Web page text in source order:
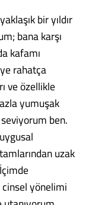
bir yıldır
bana karşı
kafamı
rahatça
ve özellikle
yumuşak
ben.
uzak
yönelimi